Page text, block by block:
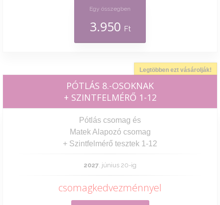
Egy összegben
3.950 Ft
Legtöbben ezt vásárolják!
PÓTLÁS 8.-OSOKNAK
+ SZINTFELMÉRŐ 1-12
Pótlás csomag és
Matek Alapozó csomag
+ Szintfelmérő tesztek 1-12​​​​​​​
2027 . június 20-ig
csomagkedvezménnyel